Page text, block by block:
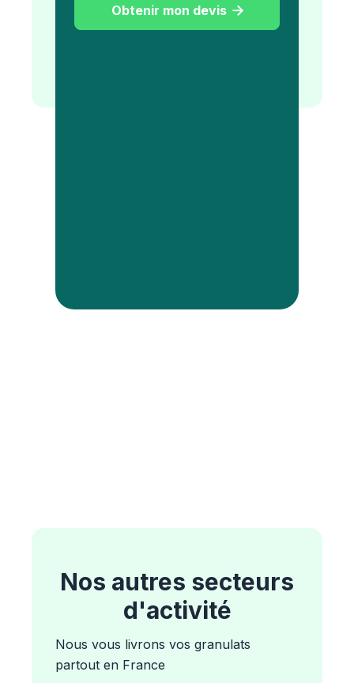
Obtenir mon devis 
Nos autres secteurs
d'activité
Nous vous livrons vos granulats
partout en France